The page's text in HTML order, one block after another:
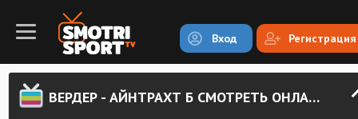
Вход Регистрация
ВЕРДЕР - АЙНТРАХТ Б СМОТРЕТЬ ОНЛАЙН